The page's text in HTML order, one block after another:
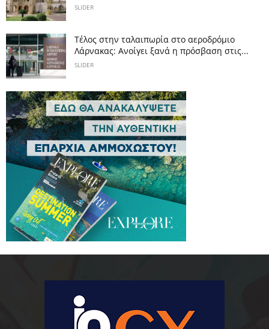
SLIDER
Tέλος στην ταλαιπωρία στο αεροδρόμιο
Λάρνακας: Ανοίγει ξανά η πρόσβαση στις...
SLIDER